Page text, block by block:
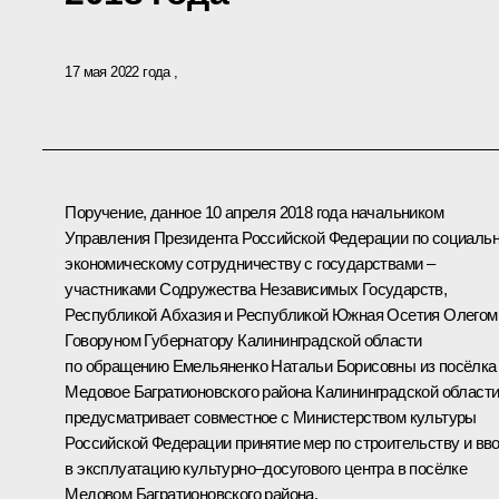
17 мая 2022 года
Поручение, данное 10 апреля 2018 года начальником
Управления Президента Российской Федерации по
экономическому сотрудничеству с государствами –
участниками Содружества Независимых Государств,
Республикой Абхазия и Республикой Южная Осетия Олегом
Говоруном Губернатору Калининградской области
по обращению Емельяненко Натальи Борисовны из посёлка
Медовое Багратионовского района Калининградской
предусматривает совместное с Министерством культуры
Российской Федерации принятие мер по строительству и
в эксплуатацию культурно–досугового центра в посёлке
Медовом Багратионовского района.